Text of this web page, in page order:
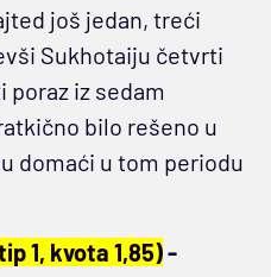
još jedan, treći
Sukhotaiju četvrti
iz sedam
bilo rešeno u
domaći u tom periodu
1, kvota 1,85)-